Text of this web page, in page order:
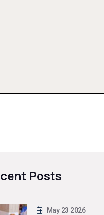
Posts
May 23 2026